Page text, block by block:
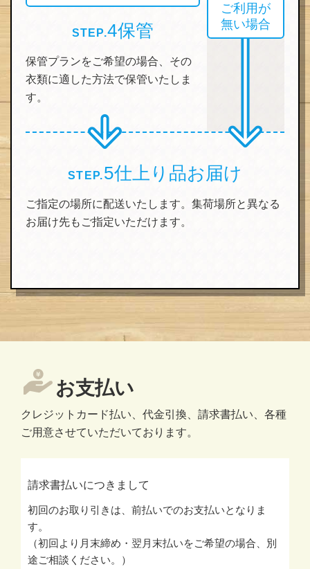
STEP.4保管
保管プランをご希望の場合、その
衣類に適した方法で保管いたしま
す。
ご利用が
無い場合
STEP.5仕上り品お届け
ご指定の場所に配送いたします。集荷場所と異なる
お届け先もご指定いただけます。
お支払い
クレジットカード払い、代金引換、請求書払い、各種
ご用意させていただいております。
請求書払いにつきまして
初回のお取り引きは、前払いでのお支払いとなりま
す。
（初回より月末締め・翌月末払いをご希望の場合、別
途ご相談ください。）